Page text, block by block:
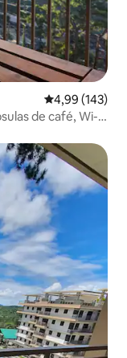
4,99 de uma
4,99 (143)
de café, Wi-Fi